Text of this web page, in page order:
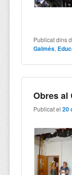
Publicat dins
Galmés,
Obres al
Publicat el20